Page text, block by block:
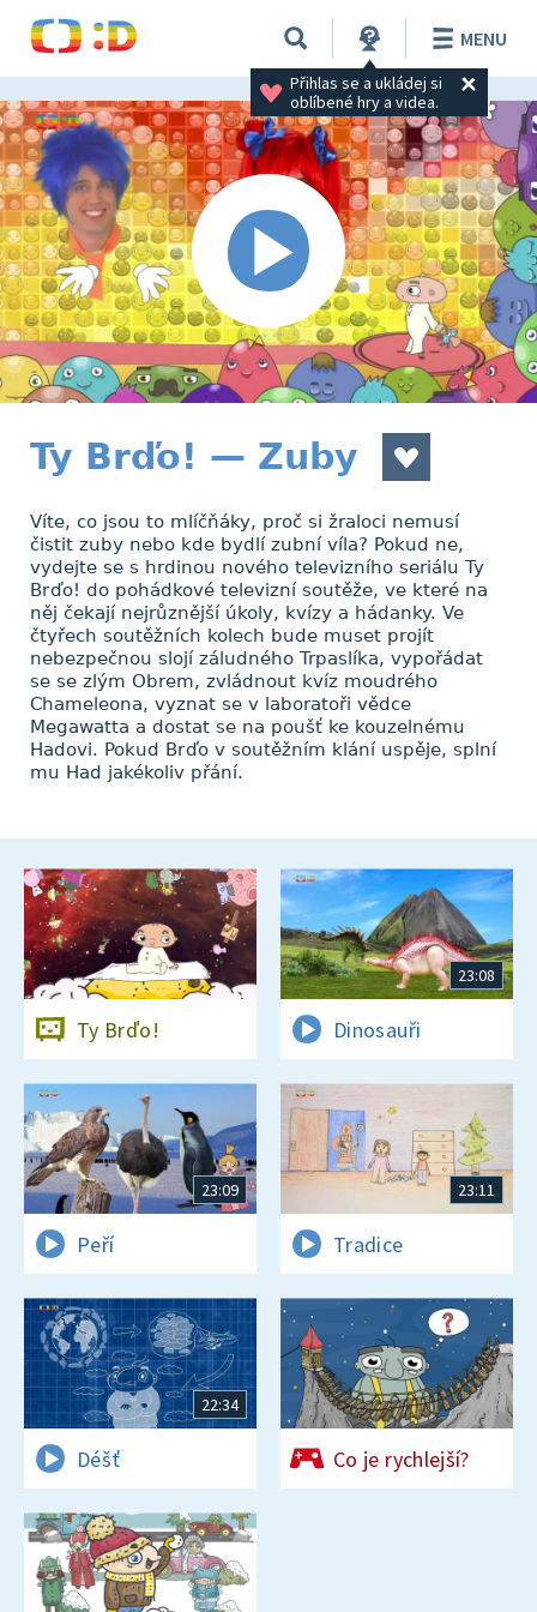
Přihlas se a ukládej si
oblíbené hry a videa.
MENU
Ty Brďo! — Zuby
Víte, co jsou to mlíčňáky, proč si žraloci nemusí
čistit zuby nebo kde bydlí zubní víla? Pokud ne,
vydejte se s hrdinou nového televizního seriálu Ty
Brďo! do pohádkové televizní soutěže, ve které na
něj čekají nejrůznější úkoly, kvízy a hádanky. Ve
čtyřech soutěžních kolech bude muset projít
nebezpečnou slojí záludného Trpaslíka, vypořádat
se se zlým Obrem, zvládnout kvíz moudrého
Chameleona, vyznat se v laboratoři vědce
Megawatta a dostat se na poušť ke kouzelnému
Hadovi. Pokud Brďo v soutěžním klání uspěje, splní
mu Had jakékoliv přání.
Ty Brďo!
23:08
Dinosauři
23:09
Peří
23:11
Tradice
22:34
Déšť Co je rychlejší?